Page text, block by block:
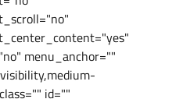
menu_anchor=""
id=""